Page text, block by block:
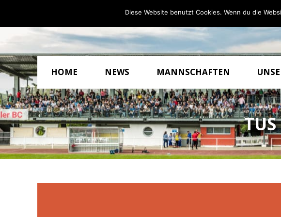
HOME NEWS MANNSCHAFTEN
Diese Website benutzt Cookies. Wenn du die